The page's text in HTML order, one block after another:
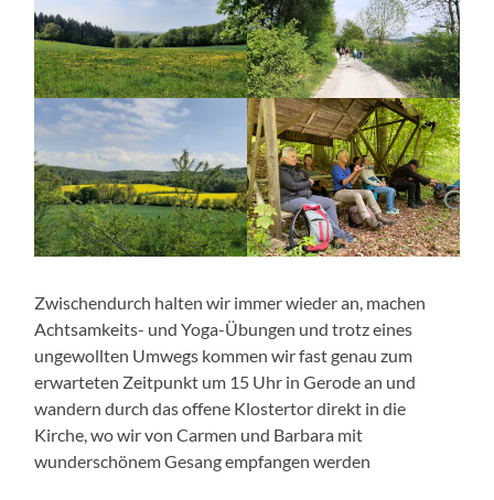
Zwischendurch halten wir immer wieder an, machen
Achtsamkeits- und Yoga-Übungen und trotz eines
ungewollten Umwegs kommen wir fast genau zum
erwarteten Zeitpunkt um 15 Uhr in Gerode an und
wandern durch das offene Klostertor direkt in die
Kirche, wo wir von Carmen und Barbara mit
wunderschönem Gesang empfangen werden